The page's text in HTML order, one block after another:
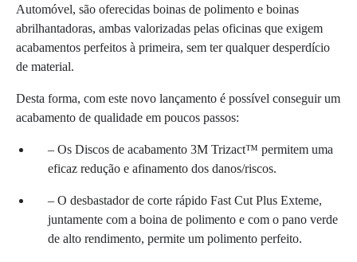
Automóvel, são oferecidas boinas de polimento e boinas
abrilhantadoras, ambas valorizadas pelas oficinas que exigem
acabamentos perfeitos à primeira, sem ter qualquer desperdício
de material.
Desta forma, com este novo lançamento é possível conseguir um
acabamento de qualidade em poucos passos:
– Os Discos de acabamento 3M Trizact™ permitem uma
eficaz redução e afinamento dos danos/riscos.
– O desbastador de corte rápido Fast Cut Plus Exteme,
juntamente com a boina de polimento e com o pano verde
de alto rendimento, permite um polimento perfeito.